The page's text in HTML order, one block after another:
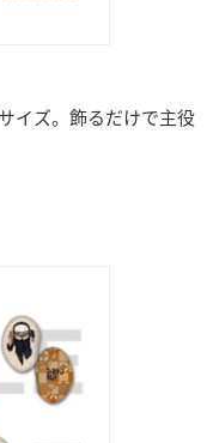
イズ。飾るだけで主役